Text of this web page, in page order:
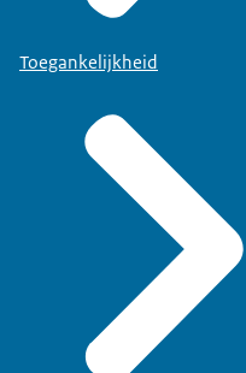
Toegankelijkheid